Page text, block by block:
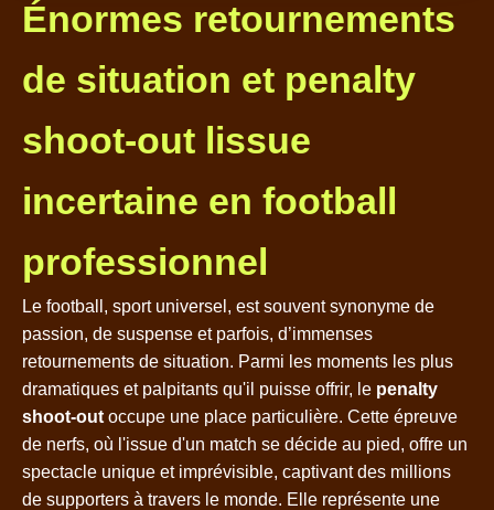
Énormes retournements
de situation et penalty
shoot-out lissue
incertaine en football
professionnel
Le football, sport universel, est souvent synonyme de
passion, de suspense et parfois, d’immenses
retournements de situation. Parmi les moments les plus
dramatiques et palpitants qu'il puisse offrir, le penalty
shoot-out occupe une place particulière. Cette épreuve
de nerfs, où l'issue d'un match se décide au pied, offre un
spectacle unique et imprévisible, captivant des millions
de supporters à travers le monde. Elle représente une